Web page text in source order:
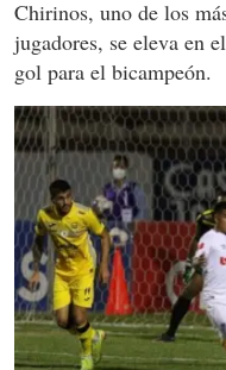
Chirinos, uno de los
jugadores, se eleva en
gol para el bicampeón.